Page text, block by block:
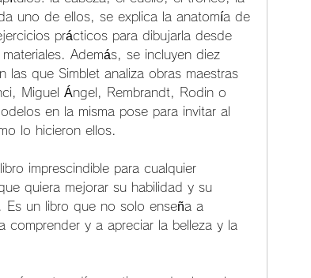
uno de ellos, se explica la anatomía de
prácticos para dibujarla desde
Además, se incluyen diez
que Simblet analiza obras maestras
Miguel Ángel, Rembrandt, Rodin o
en la misma pose para invitar al
lo hicieron ellos.
quiera mejorar su habilidad y su
un libro que no solo enseña a
comprender y a apreciar la belleza y la